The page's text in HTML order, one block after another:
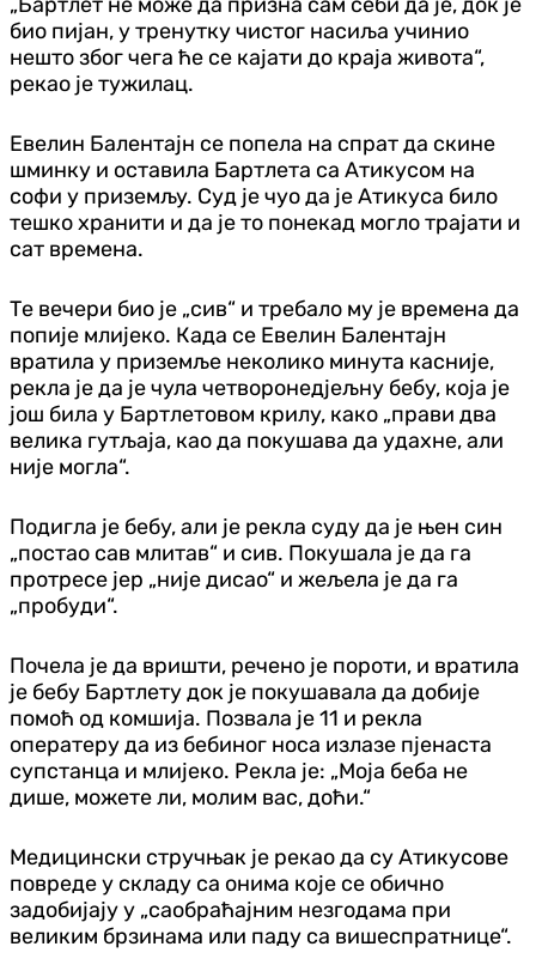
био пијан, у тренутку чистог насиља учинио
нешто због чега ће се кајати до краја живота“,
рекао је тужилац.
Евелин Балентајн се попела на спрат да скине
шминку и оставила Бартлета са Атикусом на
софи у приземљу. Суд је чуо да је Атикуса било
тешко хранити и да је то понекад могло трајати и
сат времена.
Те вечери био је „сив“ и требало му је времена да
попије млијеко. Када се Евелин Балентајн
вратила у приземље неколико минута касније,
рекла је да је чула четворонедјељну бебу, која је
још била у Бартлетовом крилу, како „прави два
велика гутљаја, као да покушава да удахне, али
није могла“.
Подигла је бебу, али је рекла суду да је њен син
„постао сав млитав“ и сив. Покушала је да га
протресе јер „није дисао“ и жељела је да га
„пробуди“.
Почела је да вришти, речено је пороти, и вратила
је бебу Бартлету док је покушавала да добије
помоћ од комшија. Позвала је 11 и рекла
оператеру да из бебиног носа излазе пјенаста
супстанца и млијеко. Рекла је: „Моја беба не
дише, можете ли, молим вас, доћи.“
Медицински стручњак је рекао да су Атикусове
повреде у складу са онима које се обично
задобијају у „саобраћајним незгодама при
великим брзинама или паду са вишеспратнице“.